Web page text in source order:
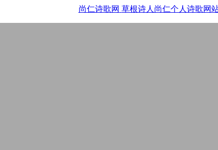
尚仁诗歌网 草根诗人尚仁个人诗歌网